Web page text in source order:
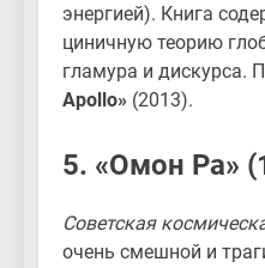
энергией). Книга
циничную теорию
гламура и дискурса.
Apollo» (2013).
5. «Омон Ра»
Советская
очень смешной и